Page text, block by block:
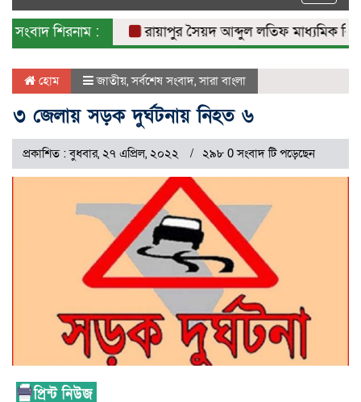
সংবাদ শিরনাম :
রায়াপুর সৈয়দ আব্দুল লতিফ মাধ্যমিক
হোম জাতীয়,সর্বশেষ সংবাদ,সারা বাংলা
৩ জেলায় সড়ক দুর্ঘটনায় নিহত ৬
প্রকাশিত : বুধবার, ২৭ এপ্রিল, ২০২২ ২৯৮ 0 সংবাদ টি পড়েছেন